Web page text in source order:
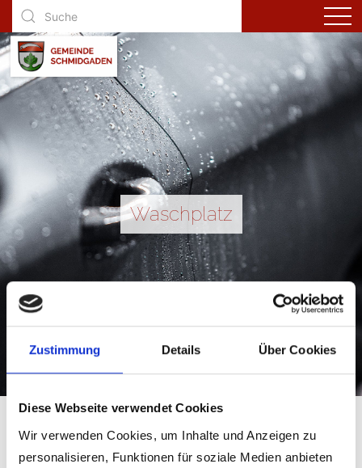
Zustimmung Details Über Cookies
Diese Webseite verwendet Cookies
Wir verwenden Cookies, um Inhalte und Anzeigen zu
personalisieren, Funktionen für soziale Medien anbieten
Waschplatz
Waschplatz Trisching